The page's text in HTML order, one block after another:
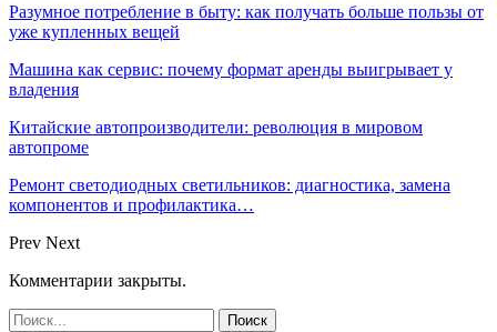
Разумное потребление в быту: как получать больше пользы от
уже купленных вещей
Машина как сервис: почему формат аренды выигрывает у
владения
Китайские автопроизводители: революция в мировом
автопроме
Ремонт светодиодных светильников: диагностика, замена
компонентов и профилактика…
Prev Next
Комментарии закрыты.